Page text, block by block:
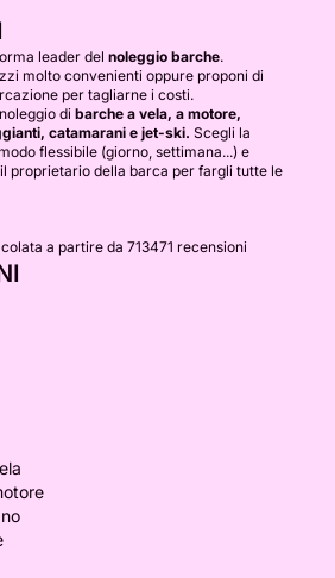
leader del noleggio barche.
molto convenienti oppure proponi di
per tagliarne i costi.
di barche a vela, a motore,
catamarani e jet-ski. Scegli la
flessibile (giorno, settimana...) e
proprietario della barca per fargli tutte le
a partire da 713471 recensioni